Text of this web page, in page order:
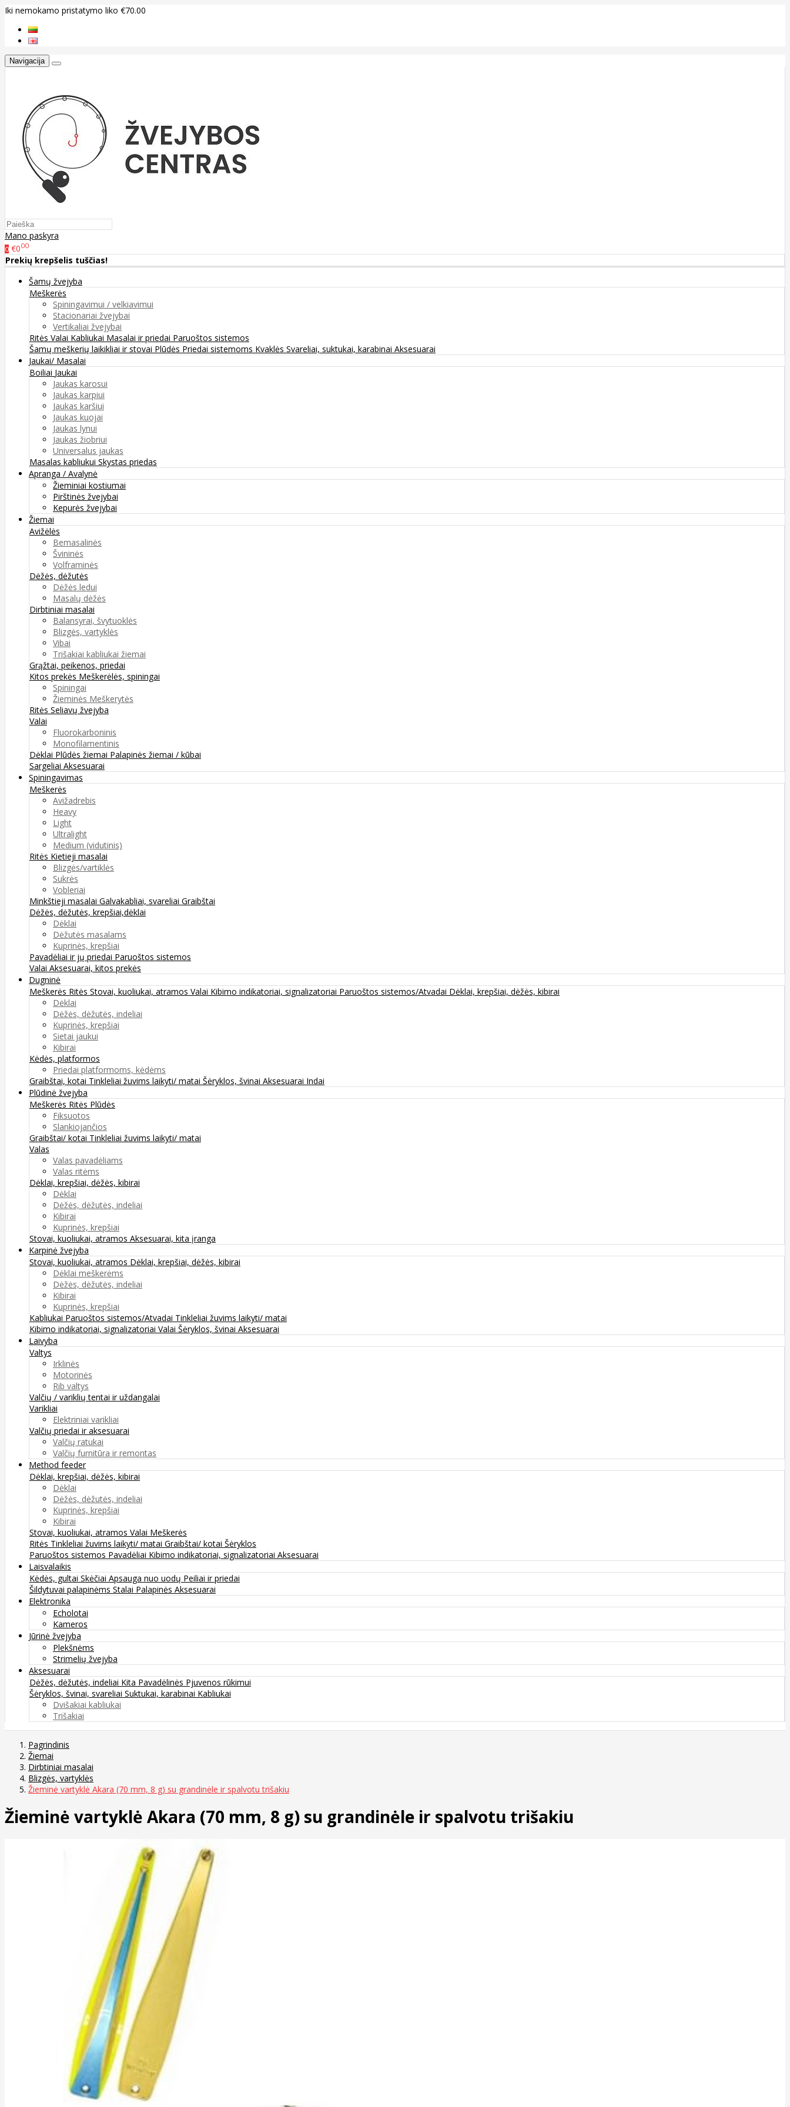
Iki nemokamo pristatymo liko €70.00
Navigacija
Mano paskyra
0 €000
Prekių krepšelis tuščias!
Šamų žvejyba
Meškerės
Spiningavimui / velkiavimui
Stacionariai žvejybai
Vertikaliai žvejybai
Ritės Valai Kabliukai Masalai ir priedai Paruoštos sistemos
Šamų meškerių laikikliai ir stovai Plūdės Priedai sistemoms Kvaklės Svareliai, suktukai, karabinai Aksesuarai
Jaukai/ Masalai
Boiliai Jaukai
Jaukas karosui
Jaukas karpiui
Jaukas karšiui
Jaukas kuojai
Jaukas lynui
Jaukas žiobriui
Universalus jaukas
Masalas kabliukui Skystas priedas
Apranga / Avalynė
Žieminiai kostiumai
Pirštinės žvejybai
Kepurės žvejybai
Žiemai
Avižėlės
Bemasalinės
Švininės
Volframinės
Dėžės, dėžutės
Dėžės ledui
Masalų dėžės
Dirbtiniai masalai
Balansyrai, švytuoklės
Blizgės, vartyklės
Vibai
Trišakiai kabliukai žiemai
Grąžtai, peikenos, priedai
Kitos prekės Meškerėlės, spiningai
Spiningai
Žieminės Meškerytės
Ritės Seliavų žvejyba
Valai
Fluorokarboninis
Monofilamentinis
Dėklai Plūdės žiemai Palapinės žiemai / kūbai
Sargeliai Aksesuarai
Spiningavimas
Meškerės
Avižadrebis
Heavy
Light
Ultralight
Medium (vidutinis)
Ritės Kietieji masalai
Blizgės/vartiklės
Sukrės
Vobleriai
Minkštieji masalai Galvakabliai, svareliai Graibštai
Dėžės, dėžutės, krepšiai,dėklai
Dėklai
Dėžutės masalams
Kuprinės, krepšiai
Pavadėliai ir jų priedai Paruoštos sistemos
Valai Aksesuarai, kitos prekės
Dugninė
Meškerės Ritės Stovai, kuoliukai, atramos Valai Kibimo indikatoriai, signalizatoriai Paruoštos sistemos/Atvadai Dėklai, krepšiai, dėžės, kibirai
Dėklai
Dėžės, dėžutės, indeliai
Kuprinės, krepšiai
Sietai jaukui
Kibirai
Kėdės, platformos
Priedai platformoms, kėdėms
Graibštai, kotai Tinkleliai žuvims laikyti/ matai Šėryklos, švinai Aksesuarai Indai
Plūdinė žvejyba
Meškerės Ritės Plūdės
Fiksuotos
Slankiojančios
Graibštai/ kotai Tinkleliai žuvims laikyti/ matai
Valas
Valas pavadėliams
Valas ritėms
Dėklai, krepšiai, dėžės, kibirai
Dėklai
Dėžės, dėžutės, indeliai
Kibirai
Kuprinės, krepšiai
Stovai, kuoliukai, atramos Aksesuarai, kita įranga
Karpinė žvejyba
Stovai, kuoliukai, atramos Dėklai, krepšiai, dėžės, kibirai
Dėklai meškerėms
Dėžės, dėžutės, indeliai
Kibirai
Kuprinės, krepšiai
Kabliukai Paruoštos sistemos/Atvadai Tinkleliai žuvims laikyti/ matai
Kibimo indikatoriai, signalizatoriai Valai Šėryklos, švinai Aksesuarai
Laivyba
Valtys
Irklinės
Motorinės
Rib valtys
Valčių / variklių tentai ir uždangalai
Varikliai
Elektriniai varikliai
Valčių priedai ir aksesuarai
Valčių ratukai
Valčių furnitūra ir remontas
Method feeder
Dėklai, krepšiai, dėžės, kibirai
Dėklai
Dėžės, dėžutės, indeliai
Kuprinės, krepšiai
Kibirai
Stovai, kuoliukai, atramos Valai Meškerės
Ritės Tinkleliai žuvims laikyti/ matai Graibštai/ kotai Šėryklos
Paruoštos sistemos Pavadėliai Kibimo indikatoriai, signalizatoriai Aksesuarai
Laisvalaikis
Kėdės, gultai Skėčiai Apsauga nuo uodų Peiliai ir priedai
Šildytuvai palapinėms Stalai Palapinės Aksesuarai
Elektronika
Echolotai
Kameros
Jūrinė žvejyba
Plekšnėms
Strimelių žvejyba
Aksesuarai
Dėžės, dėžutės, indeliai Kita Pavadėlinės Pjuvenos rūkimui
Šėryklos, švinai, svareliai Suktukai, karabinai Kabliukai
Dvišakiai kabliukai
Trišakiai
Pagrindinis
Žiemai
Dirbtiniai masalai
Blizgės, vartyklės
Žieminė vartyklė Akara (70 mm, 8 g) su grandinėle ir spalvotu trišakiu
Žieminė vartyklė Akara (70 mm, 8 g) su grandinėle ir spalvotu trišakiu